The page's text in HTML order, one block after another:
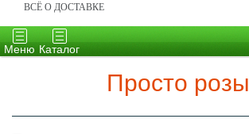
ВСЁ О ДОСТАВКЕ
Toggle
navigation
Меню
Toggle
navigation
Каталог
Просто розы